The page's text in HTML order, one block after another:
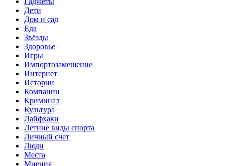
Дети
Дом и сад
Еда
Звёзды
Здоровье
Игры
Импортозамещение
Интернет
Истории
Компании
Криминал
Культура
Лайфхаки
Летние виды спорта
Личный счет
Люди
Места
Мнения